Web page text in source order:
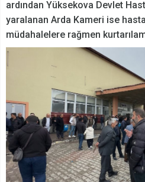
ardından Yüksekova Devlet
yaralanan Arda Kameri ise
müdahalelere rağmen